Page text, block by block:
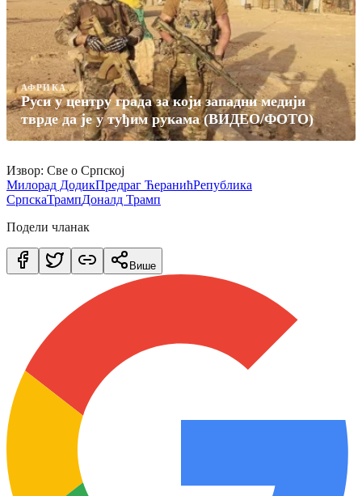
АФРИКА
Руси у центру града за који западни медији
тврде да је у туђим рукама (ВИДЕО/ФОТО)
Извор: Све о Српској
Милорад ДодикПредраг ЋеранићРепублика
СрпскаТрампДоналд Трамп
Подели чланак
Више